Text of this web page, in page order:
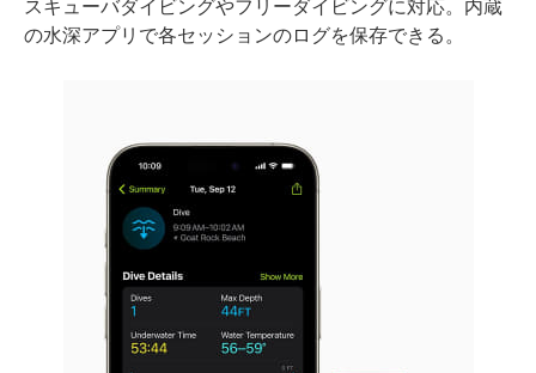
スキューバダイビングやフリーダイビングに対応。内蔵
の水深アプリで各セッションのログを保存できる。